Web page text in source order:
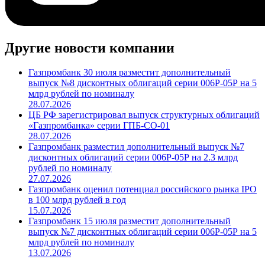
Другие новости компании
Газпромбанк 30 июля разместит дополнительный
выпуск №8 дисконтных облигаций серии 006Р-05Р на 5
млрд рублей по номиналу
28.07.2026
ЦБ РФ зарегистрировал выпуск структурных облигаций
«Газпромбанка» серии ГПБ-СО-01
28.07.2026
Газпромбанк разместил дополнительный выпуск №7
дисконтных облигаций серии 006P-05Р на 2.3 млрд
рублей по номиналу
27.07.2026
Газпромбанк оценил потенциал российского рынка IPO
в 100 млрд рублей в год
15.07.2026
Газпромбанк 15 июля разместит дополнительный
выпуск №7 дисконтных облигаций серии 006P-05Р на 5
млрд рублей по номиналу
13.07.2026